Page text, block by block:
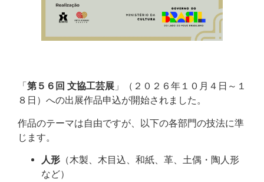
「 第５６回 文協工芸展 」（２０２６年１０月４日～１
８日）への出展作品申込が開始されました。
作品のテーマは自由ですが、以下の各部門の技法に準
じます。
人形 （木製、木目込、和紙、革、土偶・陶人形
など）